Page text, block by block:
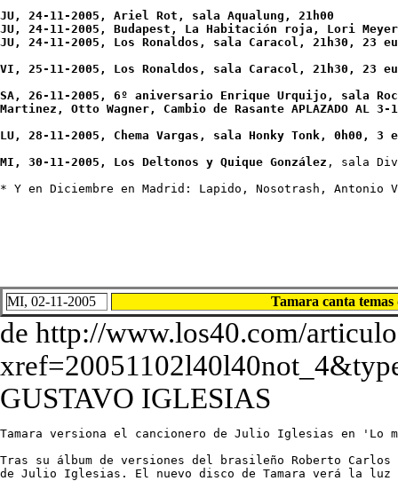
JU, 24-11-2005, Ariel Rot, sala Aqualung, 21h00
JU, 24-11-2005, Budapest, La Habitación roja, Lori
JU, 24-11-2005, Los Ronaldos, sala Caracol, 21h30, 23
VI, 25-11-2005, Los Ronaldos, sala Caracol, 21h30, 23
SA, 26-11-2005, 6º aniversario Enrique Urquijo, sala
Martinez, Otto Wagner, Cambio de Rasante APLAZADO AL 3-
LU, 28-11-2005, Chema Vargas, sala Honky Tonk, 0h00, 3
MI, 30-11-2005, Los Deltonos y Quique González , sala
* Y en Diciembre en Madrid: Lapido, Nosotrash, Antonio
MI, 02-11-2005 Tamara canta temas
de http://www.los40.com/
GUSTAVO IGLESIAS
Tamara versiona el cancionero de Julio Iglesias en
Tras su álbum de versiones del brasileño Roberto
de Julio Iglesias. El nuevo disco de Tamara verá la luz